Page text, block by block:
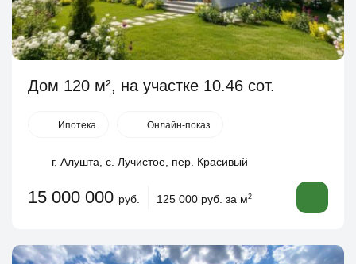
Дом 120 м², на участке 10.46 сот.
Ипотека Онлайн-показ
г. Алушта, с. Лучистое, пер. Красивый
15 000 000 руб. 125 000 руб. за м2